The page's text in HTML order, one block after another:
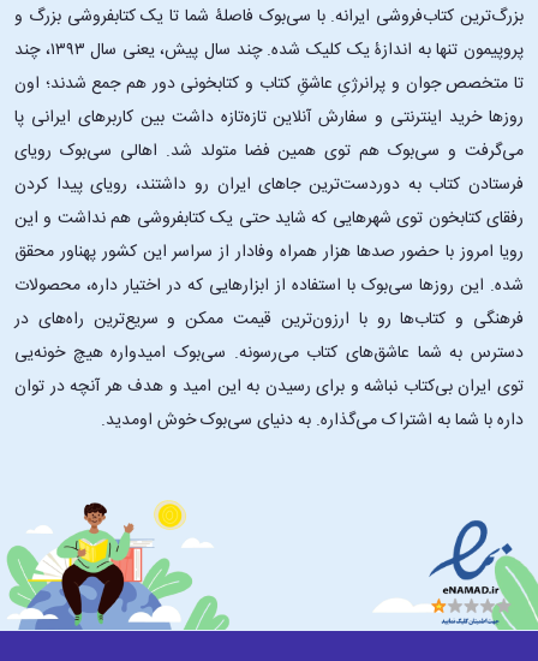
بزرگ‌ترین کتاب‌فروشی ایرانه. با سی‌بوک فاصلۀ شما تا یک کتابفروشی بزرگ و
پروپیمون تنها به اندازۀ یک کلیک شده. چند سال پیش، یعنی سال ۱۳۹۳، چند
تا متخصص جوان و پرانرژیِ عاشقِ کتاب و کتابخونی دور هم جمع شدند؛ اون‌
روزها خرید اینترنتی و سفارش آنلاین تازه‌تازه داشت بین کاربرهای ایرانی پا
می‌گرفت و سی‌بوک هم توی همین فضا متولد شد. اهالی سی‌بوک رویای
فرستادن کتاب به دوردست‌ترین جاهای ایران رو داشتند، رویای پیدا کردن
رفقای کتابخون توی شهرهایی که شاید حتی یک کتابفروشی هم نداشت و این
رویا امروز با حضور صدها هزار همراه وفادار از سراسر این کشور پهناور محقق
شده. این ‌روزها سی‌بوک با استفاده از ابزارهایی که در اختیار داره، محصولات
فرهنگی و کتاب‌ها رو با ارزون‌ترین قیمت ممکن و سریع‌ترین راه‌های در
دسترس به شما عاشق‌های کتاب می‌رسونه. سی‌بوک امیدواره هیچ خونه‌یی
توی ایران بی‌کتاب نباشه و برای رسیدن به این امید و هدف هر آنچه در توان
داره با شما به اشتراک می‌گذاره. به دنیای سی‌بوک خوش اومدید.